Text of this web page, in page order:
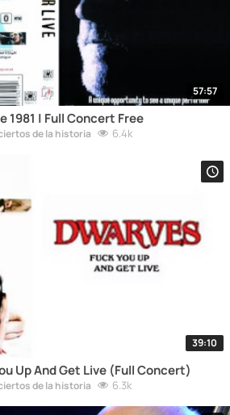
57:57
1981 | Full Concert Free
de la historia 6.4k
39:10
Up And Get Live (Full Concert)
de la historia 6.3k